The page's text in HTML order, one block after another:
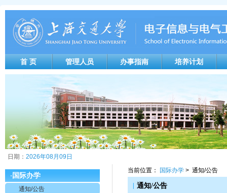
首 页 管理人员 办事指南 培养计划
日期： 2026年08月09日
· 国际办学
通知/公告
当前位置： 国际办学 > 通知/公告
通知/公告